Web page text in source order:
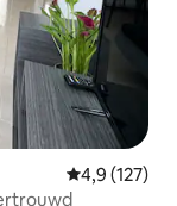
Gemiddelde
4,9 (127)